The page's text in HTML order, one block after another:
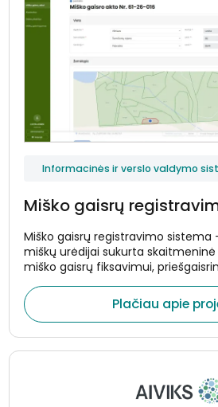
Informacinės ir verslo valdymo
Miško gaisrų
Miško gaisrų registravimo sistema
miškų urėdijai sukurta
miško gaisrų fiksavimui,
valdymui. Sistema automatizuoja
ataskaitų generavimą bei
urėdijos viešajam puslapiui, taip
patikimą informacijos
Plačiau apie